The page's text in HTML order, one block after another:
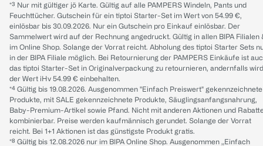
*³ Nur mit gültiger jö Karte. Gültig auf alle PAMPERS Windeln, Pants und
Feuchttücher. Gutschein für ein tiptoi Starter-Set im Wert von 54.99 €,
einlösbar bis 30.09.2026. Nur ein Gutschein pro Einkauf einlösbar. Der
Sammelwert wird auf der Rechnung angedruckt. Gültig in allen BIPA Filialen
im Online Shop. Solange der Vorrat reicht. Abholung des tiptoi Starter Sets
in der BIPA Filiale möglich. Bei Retournierung der PAMPERS Einkäufe ist
das tiptoi Starter-Set in Originalverpackung zu retournieren, andernfalls wird
der Wert iHv 54.99 € einbehalten.
*⁴ Gültig bis 19.08.2026. Ausgenommen "Einfach Preiswert" gekennzeichnete
Produkte, mit SALE gekennzeichnete Produkte, Säuglingsanfangsnahrung,
Baby-Premium-Artikel sowie Pfand. Nicht mit anderen Aktionen und
kombinierbar. Preise werden kaufmännisch gerundet. Solange der Vorrat
reicht. Bei 1+1 Aktionen ist das günstigste Produkt gratis.
*⁸ Gültig bis 12.08.2026 nur im BIPA Online Shop. Ausgenommen „Einfach